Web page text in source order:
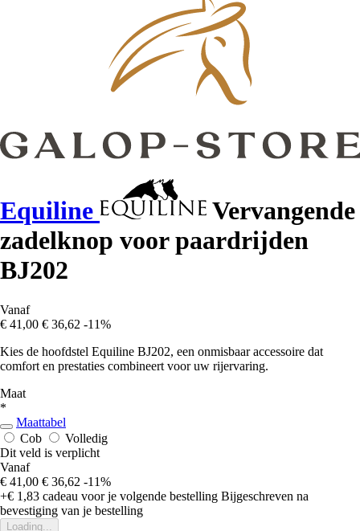
Equiline
Vervangende
zadelknop voor paardrijden
BJ202
Vanaf
€ 41,00 € 36,62 -11%
Kies de hoofdstel Equiline BJ202, een onmisbaar accessoire dat
comfort en prestaties combineert voor uw rijervaring.
Maat
*
Maattabel
Cob
Volledig
Dit veld is verplicht
Vanaf
€ 41,00 € 36,62 -11%
+€ 1,83 cadeau voor je volgende bestelling Bijgeschreven na
bevestiging van je bestelling
Loading...